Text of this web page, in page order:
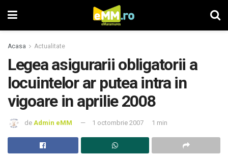
Acasa Actualitate
Legea asigurarii obligatorii a
locuintelor ar putea intra in
vigoare in aprilie 2008
de Admin eMM 1 octombrie 2007 1 min